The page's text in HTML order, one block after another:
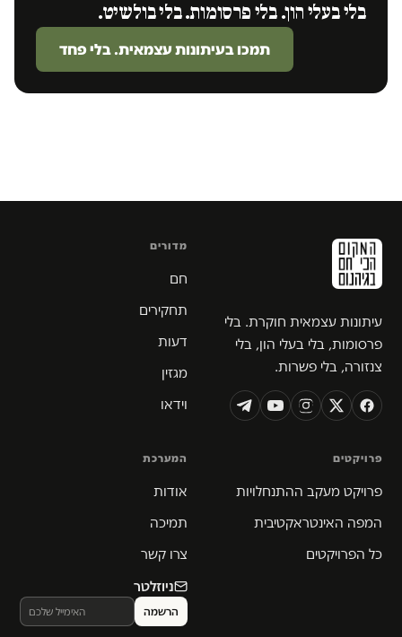
בלי בעלי הון. בלי פרסומות. בלי בולשיט.
תמכו בעיתונות עצמאית. בלי פחד
עיתונות עצמאית חוקרת. בלי
פרסומות, בלי בעלי הון, בלי
צנזורה, בלי פשרות.
מדורים
חם
תחקירים
דעות
מגזין
וידאו
פרויקטים
פרויקט מעקב ההתנחלויות
המפה האינטראקטיבית
כל הפרויקטים
המערכת
אודות
תמיכה
צרו קשר
ניוזלטר